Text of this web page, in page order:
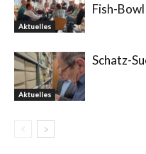
Aktuelles
Fish-Bowl
Aktuelles
Schatz-